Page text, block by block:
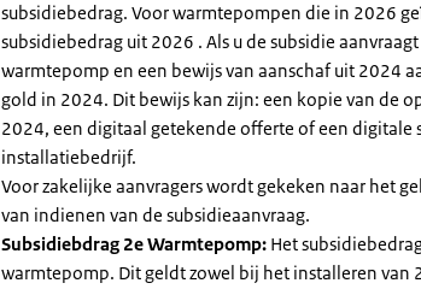
subsidiebedrag. Voor warmtepompen die in 2026
subsidiebedrag uit 2026 . Als u de subsidie
warmtepomp en een bewijs van aanschaf uit 2024
gold in 2024. Dit bewijs kan zijn: een kopie van de
2024, een digitaal getekende offerte of een digitale
installatiebedrijf.
Voor zakelijke aanvragers wordt gekeken naar het
van indienen van de subsidieaanvraag.
Subsidiebdrag 2e Warmtepomp: Het
warmtepomp. Dit geldt zowel bij het installeren